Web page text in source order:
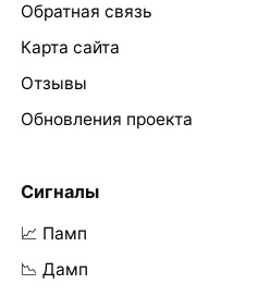
Обратная связь
Карта сайта
Отзывы
Обновления проекта
Сигналы
📈 Памп
📉 Дамп